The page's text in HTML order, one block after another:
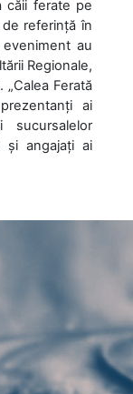
căii ferate pe
referință în
au
Regionale,
Ferată
ai
sucursalelor
și angajați ai